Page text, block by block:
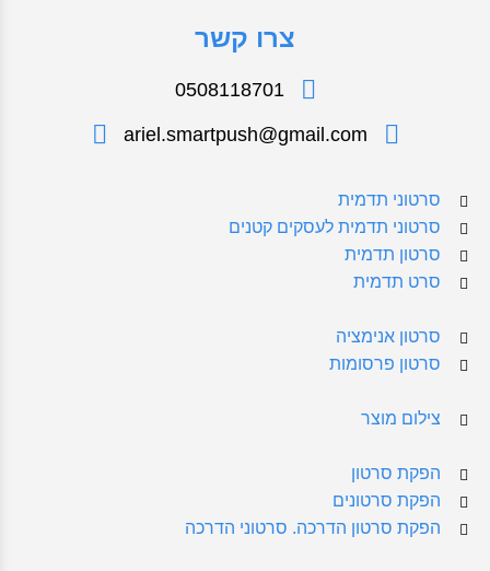
צרו קשר
0508118701
ariel.smartpush@gmail.com
סרטוני תדמית
סרטוני תדמית לעסקים קטנים
סרטון תדמית
סרט תדמית
סרטון אנימציה
סרטון פרסומות
צילום מוצר
הפקת סרטון
הפקת סרטונים
הפקת סרטון הדרכה. סרטוני הדרכה